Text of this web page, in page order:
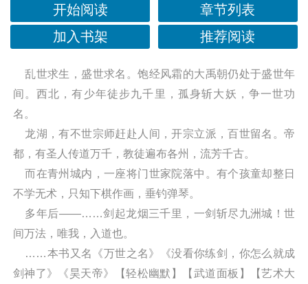
开始阅读
章节列表
加入书架
推荐阅读
乱世求生，盛世求名。饱经风霜的大禹朝仍处于盛世年
间。西北，有少年徒步九千里，孤身斩大妖，争一世功
名。
龙湖，有不世宗师赶赴人间，开宗立派，百世留名。帝
都，有圣人传道万千，教徒遍布各州，流芳千古。
而在青州城内，一座将门世家院落中。有个孩童却整日
不学无术，只知下棋作画，垂钓弹琴。
多年后——……剑起龙烟三千里，一剑斩尽九洲城！世
间万法，唯我，入道也。
……本书又名《万世之名》《没看你练剑，你怎么就成
剑神了》《昊天帝》【轻松幽默】【武道面板】【艺术大